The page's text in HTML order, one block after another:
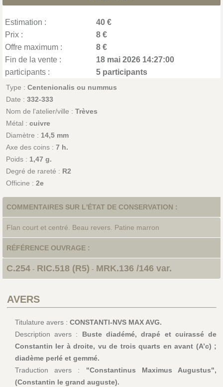
Estimation :
40 €
Prix :
8 €
Offre maximum :
8 €
Fin de la vente :
18 mai 2026 14:27:00
participants :
5 participants
Type : Centenionalis ou nummus
Date : 332-333
Nom de l'atelier/ville : Trèves
Métal : cuivre
Diamètre : 14,5 mm
Axe des coins : 7 h.
Poids : 1,47 g.
Degré de rareté : R2
Officine : 2e
COMMENTAIRES SUR L'ÉTAT DE CONSERVATION :
Flan court et centré. Beau revers. Patine marron
RÉFÉRENCE OUVRAGE :
C.254- RIC.518 (R5) - MRK.136 /146 var.
AVERS
Titulature avers : CONSTANTI-NVS MAX AVG.
Description avers : Buste diadémé, drapé et cuirassé de
Constantin Ier à droite, vu de trois quarts en avant (A’c) ;
diadème perlé et gemmé.
Traduction avers : "Constantinus Maximus Augustus",
(Constantin le grand auguste).